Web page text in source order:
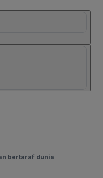
bertaraf dunia